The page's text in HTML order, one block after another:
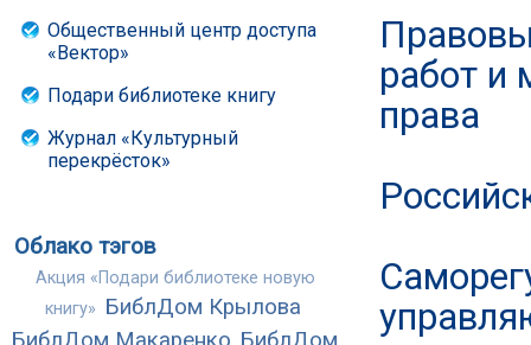
Общественный центр доступа
«Вектор»
Подари библиотеке книгу
Журнал «Культурный
перекрёсток»
Облако тэгов
Акция «Подари библиотеке новую
книгу» БиблДом Крылова
работ и
права